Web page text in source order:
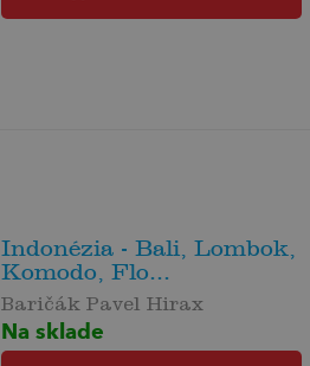
Indonézia - Bali, Lombok,
Komodo, Flo...
Baričák Pavel Hirax
Na sklade